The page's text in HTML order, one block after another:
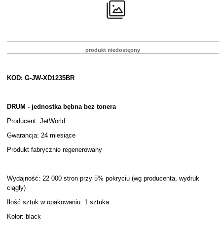
produkt niedostępny
KOD: G-JW-XD1235BR
DRUM - jednostka bębna bez tonera
Producent: JetWorld
Gwarancja: 24 miesiące
Produkt fabrycznie regenerowany
Wydajność: 22 000 stron przy 5% pokryciu (wg producenta, wydruk
ciągły)
Ilość sztuk w opakowaniu: 1 sztuka
Kolor: black